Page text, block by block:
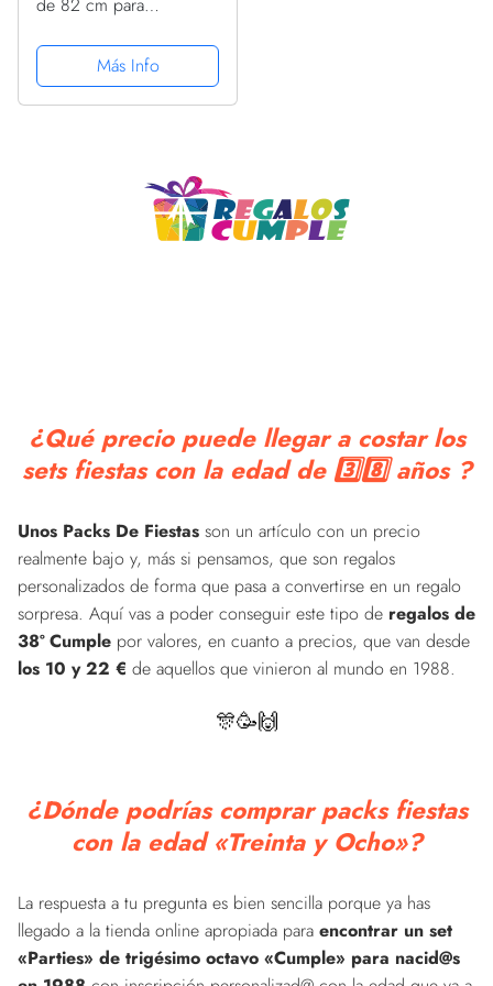
(número 38)Más Info
¿Qué precio puede llegar a costar los
sets fiestas con la edad de 3️⃣8️⃣ años ?
Unos Packs De Fiestas son un artículo con un precio
realmente bajo y, más si pensamos, que son regalos
personalizados de forma que pasa a convertirse en un regalo
sorpresa. Aquí vas a poder conseguir este tipo de regalos de
38º Cumple por valores, en cuanto a precios, que van desde
los 10 y 22 € de aquellos que vinieron al mundo en 1988.
🎊🥳🙌
¿Dónde podrías comprar packs fiestas
con la edad «Treinta y Ocho»?
La respuesta a tu pregunta es bien sencilla porque ya has
llegado a la tienda online apropiada para encontrar un set
«Parties» de trigésimo octavo «Cumple» para nacid@s